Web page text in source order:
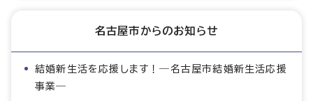
名古屋市からのお知らせ
結婚新生活を応援します！―名古屋市結婚新生活応援
事業―